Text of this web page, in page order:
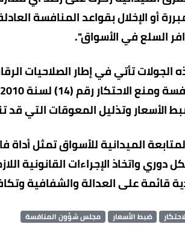
أو الإخلال بقواعد المنافسة
السلع في الأسواق".
الجولات تأتي في إطار الصلاحيات
الأسعار وتذليل المعوقات التي
الميدانية للأسواق تمثل أداة
دوري واتخاذ الإجراءات
قائمة على العدالة والشفافية
ضبط الأسعار مجلس شؤون المنافسة